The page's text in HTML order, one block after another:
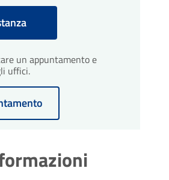
del
amministrativo
entro un massimo
dalla presentazione
un appuntamento e
uffici.